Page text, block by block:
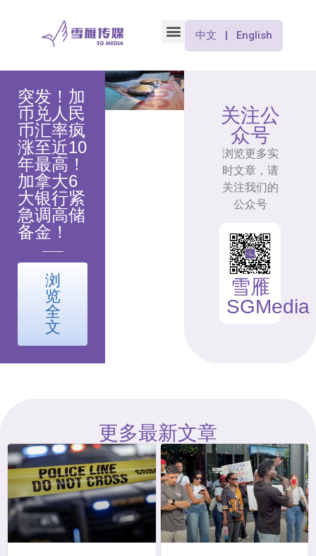
中文 | English
突发！加
币兑人民
币汇率疯
涨至近10
年最高！
加拿大6
大银行紧
急调高储
备金！
浏
览
全
文
关注公
众号
浏览更多实
时文章，请
关注我们的
公众号
雪雁
SGMedia
更多最新文章